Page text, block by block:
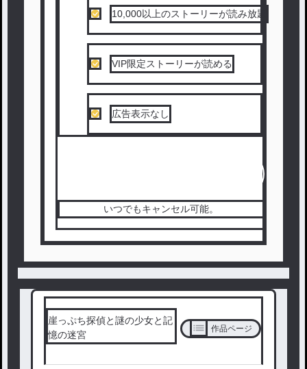
10,000以上のストーリーが読み放題
VIP限定ストーリーが読める
広告表示なし
いつでもキャンセル可能。
崖っぷち探偵と謎の少女と記
憶の迷宮
作品ページ